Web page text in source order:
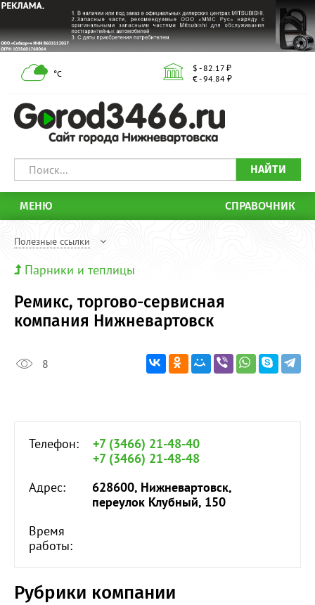
°С
$ - 82.17 ₽
€ - 94.84 ₽
НАЙТИ
МЕНЮ СПРАВОЧНИК
Полезные ссылки
Парники и теплицы
Ремикс, торгово-сервисная
компания Нижневартовск
8
Телефон:
+7 (3466) 21-48-40
+7 (3466) 21-48-48
Адрес:
628600, Нижневартовск,
переулок Клубный, 150
Время
работы:
Рубрики компании